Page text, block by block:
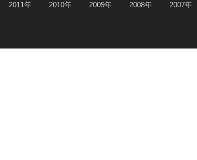
2011年 2010年 2009年 2008年 2007年